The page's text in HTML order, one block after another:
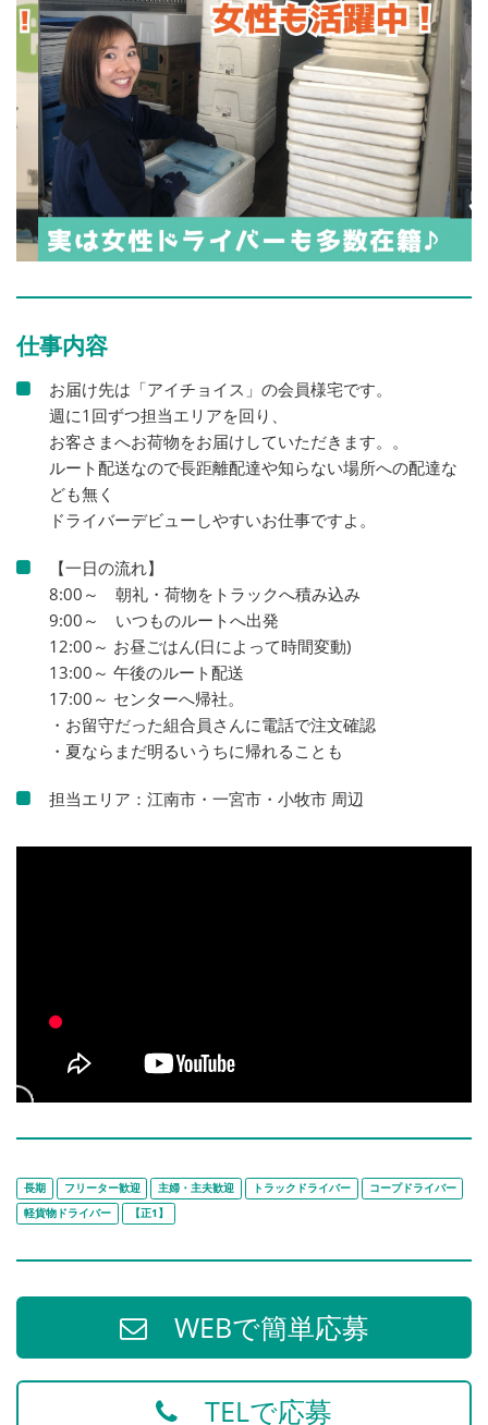
仕事内容
お届け先は「アイチョイス」の会員様宅です。
週に1回ずつ担当エリアを回り、
お客さまへお荷物をお届けしていただきます。。
ルート配送なので長距離配達や知らない場所への配達な
ども無く
ドライバーデビューしやすいお仕事ですよ。
【一日の流れ】
8:00～ 朝礼・荷物をトラックへ積み込み
9:00～ いつものルートへ出発
12:00～ お昼ごはん(日によって時間変動)
13:00～ 午後のルート配送
17:00～ センターへ帰社。
・お留守だった組合員さんに電話で注文確認
・夏ならまだ明るいうちに帰れることも
担当エリア：江南市・一宮市・小牧市 周辺
長期 フリーター歓迎 主婦・主夫歓迎 トラックドライバー
コープドライバー
軽貨物ドライバー
【正1】
WEBで簡単応募
TELで応募